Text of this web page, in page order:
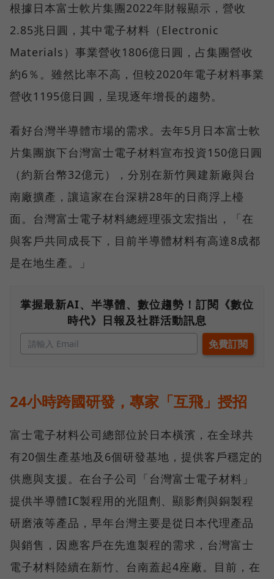
根據日本富士軟片集團2022年財報顯示，營收
2.85兆日圓，其中電子材料（Electronic
Materials）事業營收1806億日圓，占集團營收
約6％。雖然比率不高，但較2020年電子材料事業
營收1195億日圓，呈現逐年增長的趨勢。
看好台灣半導體市場的需求。去年5月日本富士軟
片集團旗下台灣富士電子材料宣布投資150億日圓
（約新台幣32億元），分別在新竹興建新廠與台
南廠擴產，讓這家在台深耕28年的日商浮上檯
面。台灣富士電子材料總經理張文宏指出，「在
與客戶共同成長下，目前半導體材料有高達8成都
是在地生產。」
掌握最新AI、半導體、數位趨勢！訂閱《數位
時代》日報及社群活動訊息
24小時跨國研發，專家「互飛」授招
富士電子材料公司總部位於日本橫濱，在全球共
有20個生產基地及6個研發基地，提供客戶穩定的
供應與支援。在台子公司「台灣富士電子材料」
提供半導體IC製程用的光阻劑、顯影劑與銅製程
研磨液等產品，早年台灣主要是從日本代理產品
與銷售，因應客戶在先進製程的需求，台灣富士
電子材料陸續在新竹、台南蓋起4座廠。目前，在